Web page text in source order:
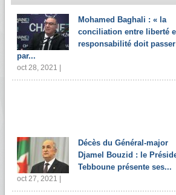
Mohamed Baghali : « la
conciliation entre liberté
responsabilité doit passer
par...
oct 28, 2021 |
Décès du Général-major
Djamel Bouzid : le
Tebboune présente ses...
oct 27, 2021 |